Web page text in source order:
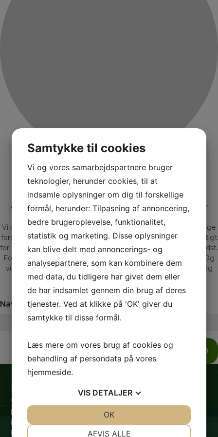
Bliv kontaktet af Gadeberg
Hos Gadeberg Auto får du mere end 20 års erfaring og
rådgivning, samt møder Jacob og Peter
At handle med biler, er for os mere end blot et job – det er
nærmere en livsstil.
Vi ved gennem mange års erfaring at der findes lige så mange
forskellige mennesker som der findes biler. Derfor er det vigtigt
for os at du får den bil der matcher dig og dine behov allerbedst.
For os er en bilhandel meget mere end blot kroner og øre. Og
vi sætter en ære i at give professionel vejledning, tryghed og
livskvalitet.
Navn Telefon
SEND
Hvorfor skal du vælge Gadeberg Auto?
Vi ved, gennem salg af mere end 5000 biler, at der findes
lige så mange forskellige mennesker, som der findes
biler. Det er derfor vigtigt for os, at du får lige netop den
bil, der matcher dig og dine behov allerbedst.
Samtykke til cookies
Vi og vores samarbejdspartnere bruger
teknologier, herunder cookies, til at
indsamle oplysninger om dig til forskellige
formål, herunder: Tilpasning af annoncering,
bedre brugeroplevelse, funktionalitet,
statistik og marketing. Disse oplysninger
kan blive delt med annoncerings- og
analysepartnere, som kan kombinere dem
med data, du tidligere har givet dem eller
de har indsamlet gennem din brug af deres
tjenester. Ved at klikke på 'OK' giver du
samtykke til disse formål.
Læs mere om vores brug af cookies og
behandling af persondata på vores
hjemmeside.
VIS DETALJER
AFVIS ALLE
OK